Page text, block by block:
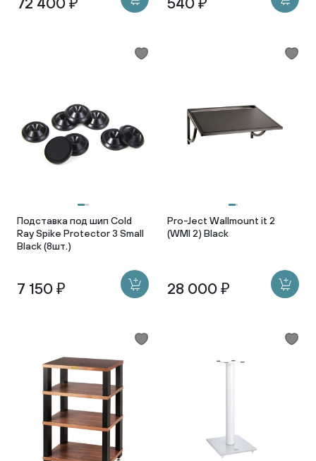
Подставка под шип Cold
Ray Spike Protector 3 Small
Black (8шт.)
7 150 ₽
Pro-Ject Wallmount it 2
(WMI 2) Black
28 000 ₽